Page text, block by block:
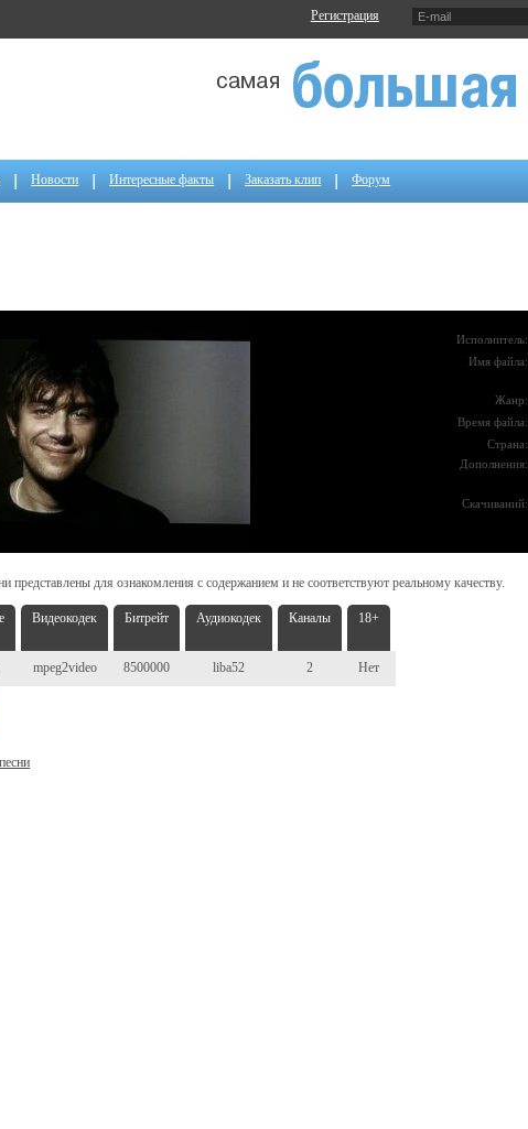
Регистрация
Новости Интересные факты Заказать клип Форум
Исполнитель:
Имя файла:
Жанр:
Время файла:
Страна:
Дополнения:
Скачиваний:
для ознакомления с содержанием и не соответствуют реальному качеству.
Видеокодек Битрейт Аудиокодек Каналы 18+
mpeg2video 8500000 liba52 2 Нет